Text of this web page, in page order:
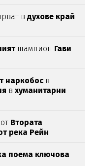
вдухове край
шампион Гави
наркобос в
вхуманитарни
от Втората
река Рейн
поема ключова